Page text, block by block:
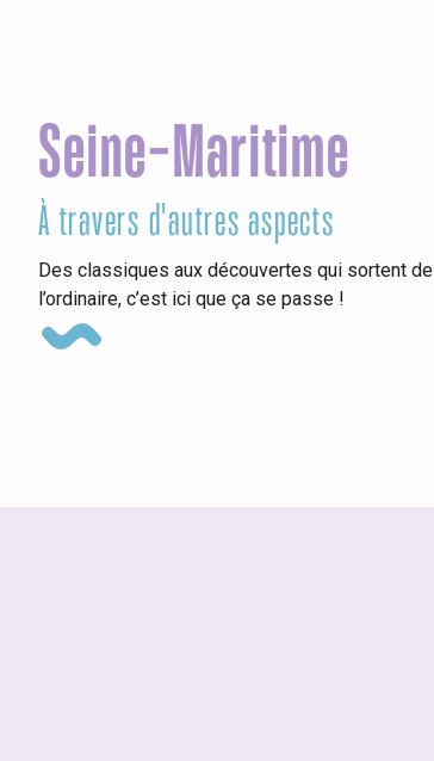
Seine-Maritime
À travers d'autres aspects
Des classiques aux découvertes qui sortent de
l’ordinaire, c’est ici que ça se passe !